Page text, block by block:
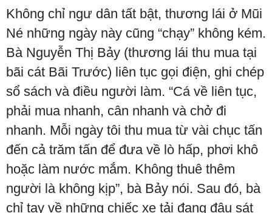
Không chỉ ngư dân tất bật, thương lái ở Mũi
Né những ngày này cũng “chạy” không kém.
Bà Nguyễn Thị Bảy (thương lái thu mua tại
bãi cát Bãi Trước) liên tục gọi điện, ghi chép
sổ sách và điều người làm. “Cá về liên tục,
phải mua nhanh, cân nhanh và chở đi
nhanh. Mỗi ngày tôi thu mua từ vài chục tấn
đến cả trăm tấn để đưa về lò hấp, phơi khô
hoặc làm nước mắm. Không thuê thêm
người là không kịp”, bà Bảy nói. Sau đó, bà
chỉ tay về những chiếc xe tải đang đậu sát